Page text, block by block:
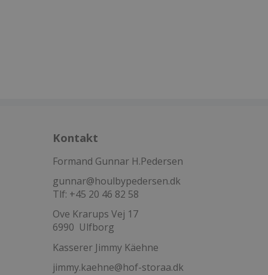
Kontakt
Formand Gunnar H.Pedersen
gunnar@houlbypedersen.dk
Tlf: +45 20 46 82 58
Ove Krarups Vej 17
6990 Ulfborg
Kasserer Jimmy Käehne
jimmy.kaehne@hof-storaa.dk